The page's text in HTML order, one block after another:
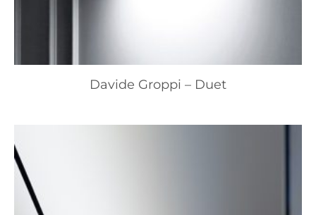
Davide Groppi – Duet